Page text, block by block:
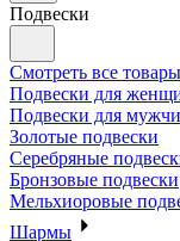
Подвески
Смотреть все товары
Подвески для
Подвески для
Золотые подвески
Серебряные
Бронзовые подвески
Мельхиоровые
Шармы